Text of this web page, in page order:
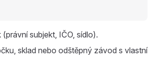
subjekt, IČO, sídlo).
sklad nebo odštěpný závod s vlastní